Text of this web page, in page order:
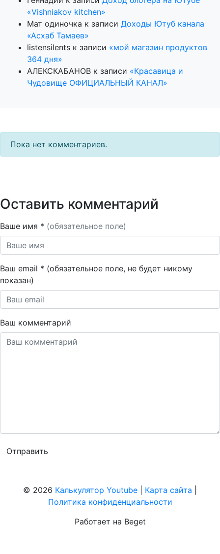
«Vishniakov kitchen»
Мат одиночка к записи Доходы Ютуб канала
«Асхаб Тамаев»
listensilents к записи «мой магазин продуктов
364 дня»
АЛЕКСКАБАНОВ к записи «Красавица и
Чудовище ОФИЦИАЛЬНЫЙ КАНАЛ»
Пока нет комментариев.
Оставить комментарий
Ваше имя * (обязательное поле)
Ваш email * (обязательное поле, не будет никому
показан)
Ваш комментарий
© 2026 Калькулятор Youtube Карта сайта
Политика конфиденциальности
Работает на Beget